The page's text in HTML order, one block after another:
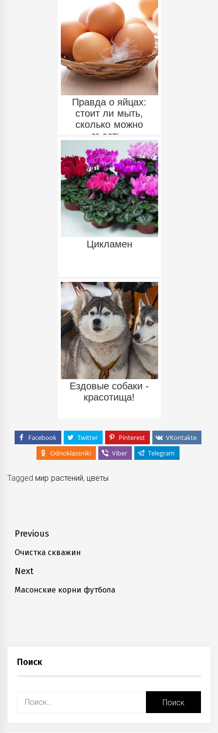
Правда о яйцах:
стоит ли мыть,
сколько можно
съесть..
Цикламен
Ездовые собаки -
красотища!
Facebook Twitter Pinterest
VKontakte
Odnoklassniki
Viber Telegram
Tagged мир растений, цветы
Навигация
по
записям
Previous
Previous
Очистка скважин
Next
Next
Масонские корни футбола
Поиск